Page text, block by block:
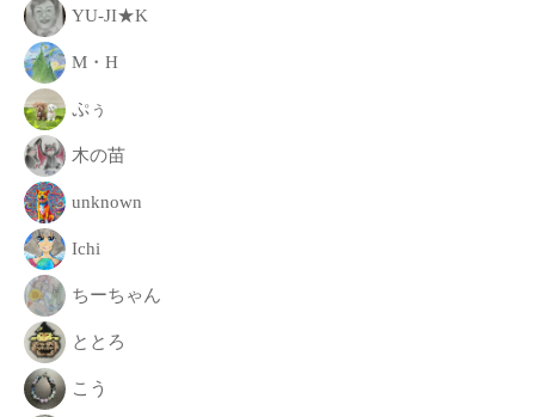
伝
い
致
し
ま
す
。
YU-JI★K
M・H
ぷぅ
木の苗
unknown
Ichi
ちーちゃん
ととろ
こう